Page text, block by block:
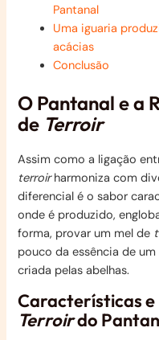
Pantanal
Uma iguaria
acácias
Conclusão
O Pantanal e a
de Terroir
Assim como a ligação
terroirharmoniza com
diferencial é o sabor
onde é produzido,
forma, provar um mel de
pouco da essência de
criada pelas abelhas.
Características e
Terroirdo